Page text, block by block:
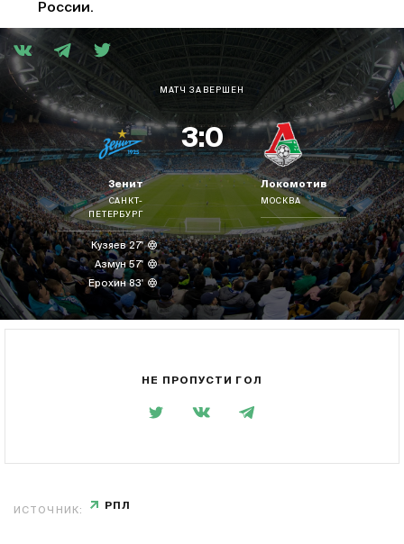
России.
МАТЧ ЗАВЕРШЕН
Зенит
САНКТ-
ПЕТЕРБУРГ
Кузяев 27'
Азмун 57'
Ерохин 83'
3:0
Локомотив
МОСКВА
НЕ ПРОПУСТИ ГОЛ
ИСТОЧНИК: РПЛ